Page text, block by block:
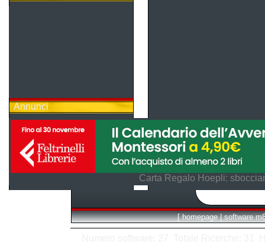
Annunci
Carta Regalo Hoepli:
[ homepage | software